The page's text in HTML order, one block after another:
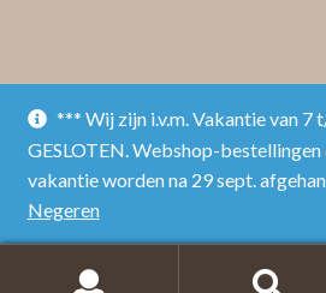
*** Wij zijn i.v.m. Vakantie van 7
GESLOTEN. Webshop-bestellingen
vakantie worden na 29 sept.
Negeren